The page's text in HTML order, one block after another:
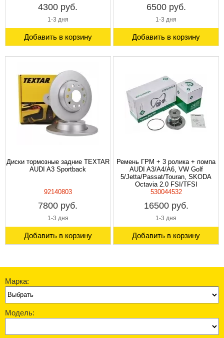
4300 руб.
1-3 дня
Добавить в корзину
6500 руб.
1-3 дня
Добавить в корзину
Диски тормозные задние TEXTAR
AUDI A3 Sportback
92140803
7800 руб.
1-3 дня
Добавить в корзину
Ремень ГРМ + 3 ролика + помпа
AUDI A3/A4/A6, VW Golf
5/Jetta/Passat/Touran, SKODA
Octavia 2.0 FSI/TFSI
530044532
16500 руб.
1-3 дня
Добавить в корзину
Марка:
Модель: